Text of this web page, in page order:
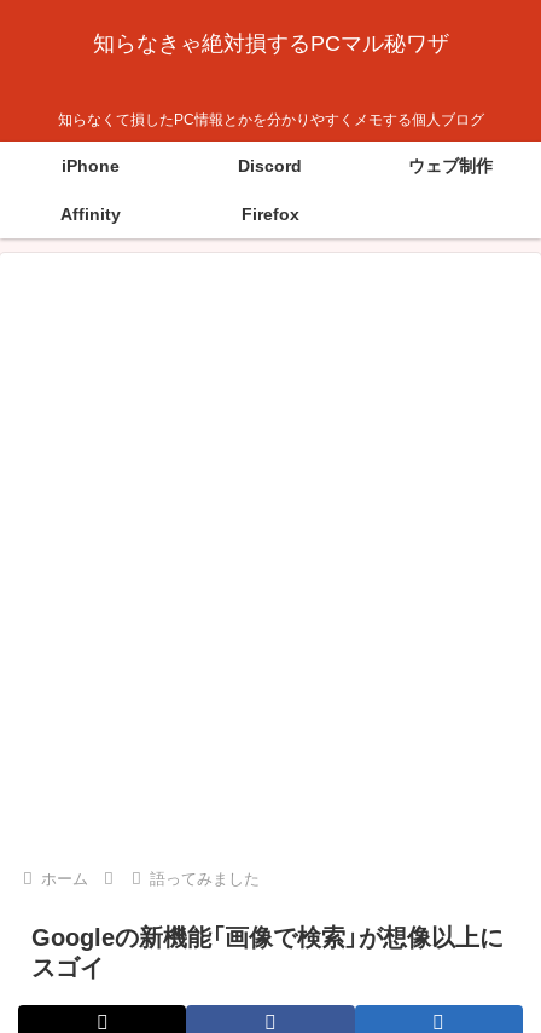
知らなきゃ絶対損するPCマル秘ワザ
知らなくて損したPC情報とかを分かりやすくメモする個人ブログ
iPhone Discord ウェブ制作
Affinity Firefox
ホーム 語ってみました
Googleの新機能「画像で検索」が想像以上に
スゴイ